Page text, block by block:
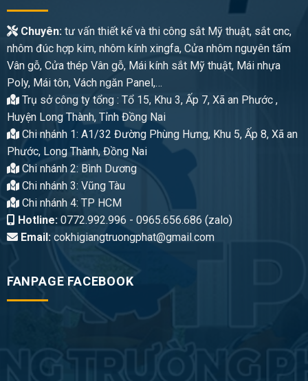
Chuyên:tư vấn thiết kế và thi công sắt Mỹ thuật, sắt cnc,
nhôm đúc hợp kim, nhôm kính xingfa, Cửa nhôm nguyên tấm
Vân gỗ, Cửa thép Vân gỗ, Mái kính sắt Mỹ thuật, Mái nhựa
Poly, Mái tôn, Vách ngăn Panel,…
Trụ sở công ty tổng : Tổ 15, Khu 3, Ấp 7, Xã an Phước ,
Huyện Long Thành, Tỉnh Đồng Nai
Chi nhánh 1: A1/32 Đường Phùng Hưng, Khu 5, Ấp 8, Xã an
Phước, Long Thành, Đồng Nai
Chi nhánh 2: Bình Dương
Chi nhánh 3: Vũng Tàu
Chi nhánh 4: TP HCM
Hotline:0772.992.996 - 0965.656.686 (zalo)
Email:cokhigiangtruongphat@gmail.com
FANPAGE FACEBOOK